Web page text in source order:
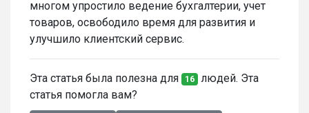
многом упростило ведение бухгалтерии, учет
товаров, освободило время для развития и
улучшило клиентский сервис.
Эта статья была полезна для 16 людей. Эта
статья помогла вам?